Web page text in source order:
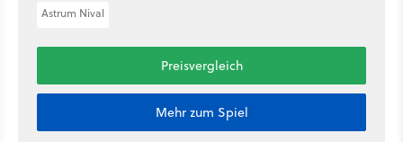
Astrum Nival
Preisvergleich
Mehr zum Spiel